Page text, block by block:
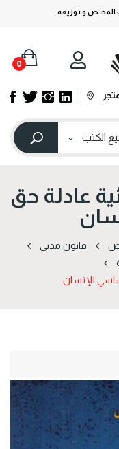
المختص و توزيعه
0
عادلة حق
قانون مدني
للإنسان